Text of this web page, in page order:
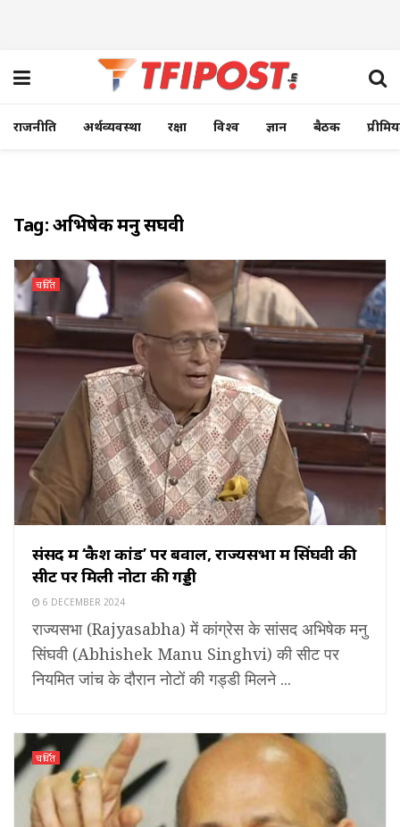
राजनीति अर्थव्यवस्था रक्षा विश्व ज्ञान बैठक
Tag:अभिषेक मनु सिंघवी
चर्चित
संसद में ‘कैश कांड’ पर बवाल, राज्यसभा में सिंघवी की
सीट पर मिली नोटों की गड्डी
6 DECEMBER 2024
राज्यसभा (Rajyasabha) में कांग्रेस के सांसद अभिषेक मनु
सिंघवी (Abhishek Manu Singhvi) की सीट पर
नियमित जांच के दौरान नोटों की गड्डी मिलने ...
चर्चित